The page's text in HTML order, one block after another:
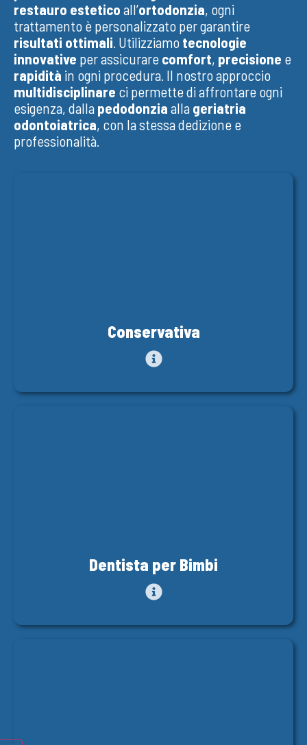
restauro estetico all’ortodonzia, ogni
trattamento è personalizzato per garantire
risultati ottimali . Utilizziamo tecnologie
innovative per assicurare comfort, precisione e
rapidità in ogni procedura. Il nostro approccio
multidisciplinare ci permette di affrontare ogni
esigenza, dalla pedodonzia alla geriatria
odontoiatrica, con la stessa dedizione e
professionalità.
Conservativa
Dentista per Bimbi